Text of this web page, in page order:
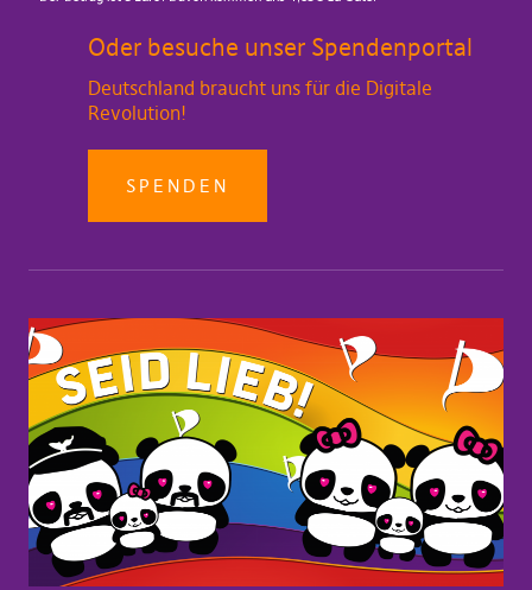
Oder besuche unser Spendenportal
Deutschland braucht uns für die Digitale
Revolution!
SPENDEN